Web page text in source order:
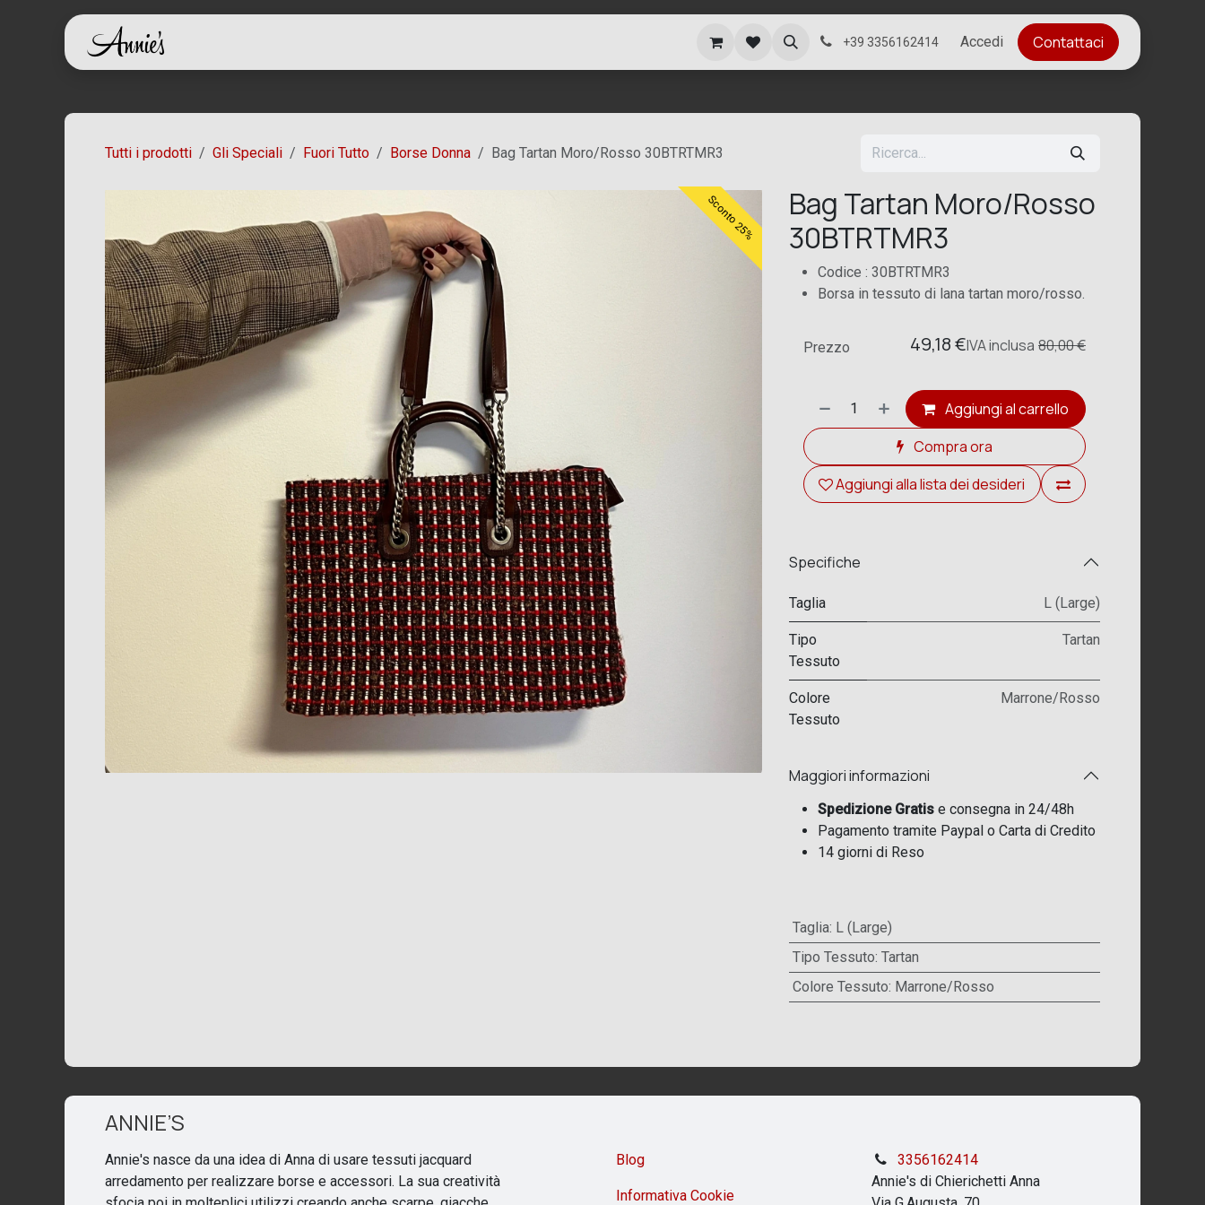
Passa al contenuto
+39 3356162414 Accedi Contattaci
Tutti i prodotti Gli Speciali Fuori Tutto Borse Donna Bag Tartan Moro/Rosso 30BTRTMR3
Sconto 25%
Bag Tartan Moro/Rosso
30BTRTMR3
Codice : 30BTRTMR3
Borsa in tessuto di lana tartan moro/rosso.
Aggiungi al carrello
Compra ora
Aggiungi alla lista dei desideri
Prezzo 49,18€IVAinclusa 80,00€
Specifiche
Taglia L (Large)
Tipo
Tessuto
Tartan
Colore
Tessuto
Marrone/Rosso
Maggiori informazioni
Spedizione Gratise consegna in 24/48h
Pagamento tramite Paypal o Carta di Credito
14 giorni di Reso
Taglia: L (Large)
Tipo Tessuto:Tartan
Colore Tessuto: Marrone/Rosso
ANNIE’S
Annie's nasce da una idea di Anna di usare tessuti jacquard
arredamento per realizzare borse e accessori. La sua creatività
Blog
Informativa Cookie
3356162414
Annie's di Chierichetti Anna